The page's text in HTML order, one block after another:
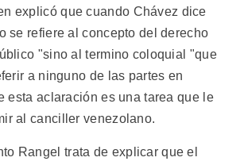
explicó que cuando Chávez dice
se refiere al concepto del derecho
"sino al termino coloquial "que
a ninguno de las partes en
esta aclaración es una tarea que le
al canciller venezolano.
Rangel trata de explicar que el